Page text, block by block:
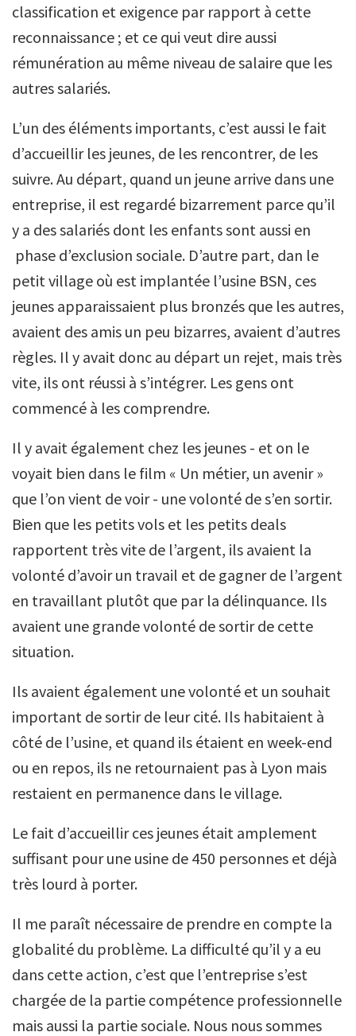
classification et exigence par rapport à cette
reconnaissance ; et ce qui veut dire aussi
rémunération au même niveau de salaire que les
autres salariés.
L’un des éléments importants, c’est aussi le fait
d’accueillir les jeunes, de les rencontrer, de les
suivre. Au départ, quand un jeune arrive dans une
entreprise, il est regardé bizarrement parce qu’il
y a des salariés dont les enfants sont aussi en
phase d’exclusion sociale. D’autre part, dan le
petit village où est implantée l’usine BSN, ces
jeunes apparaissaient plus bronzés que les autres,
avaient des amis un peu bizarres, avaient d’autres
règles. Il y avait donc au départ un rejet, mais très
vite, ils ont réussi à s’intégrer. Les gens ont
commencé à les comprendre.
Il y avait également chez les jeunes - et on le
voyait bien dans le film « Un métier, un avenir »
que l’on vient de voir - une volonté de s’en sortir.
Bien que les petits vols et les petits deals
rapportent très vite de l’argent, ils avaient la
volonté d’avoir un travail et de gagner de l’argent
en travaillant plutôt que par la délinquance. Ils
avaient une grande volonté de sortir de cette
situation.
Ils avaient également une volonté et un souhait
important de sortir de leur cité. Ils habitaient à
côté de l’usine, et quand ils étaient en week-end
ou en repos, ils ne retournaient pas à Lyon mais
restaient en permanence dans le village.
Le fait d’accueillir ces jeunes était amplement
suffisant pour une usine de 450 personnes et déjà
très lourd à porter.
Il me paraît nécessaire de prendre en compte la
globalité du problème. La difficulté qu’il y a eu
dans cette action, c’est que l’entreprise s’est
chargée de la partie compétence professionnelle
mais aussi la partie sociale. Nous nous sommes